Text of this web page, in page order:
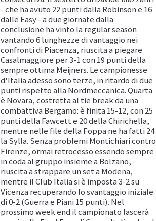
- che ha avuto 22 punti dalla Robinson e 16
dalle Easy - a due giornate dalla
conclusione ha vinto la regular season
vantando 6 lunghezze di vantaggio nei
confronti di Piacenza, riuscita a piegare
Casalmaggiore per 3-1 con 19 punti della
sempre ottima Meijners. Le campionesse
d'Italia adesso sono terze, in ritardo di due
punti rispetto alla Nordmeccanica. Quarta
è Novara, costretta al tie break da una
combattiva Bergamo: è finita 15-12, con 25
punti della Fawcett e 20 della Chirichella,
mentre nelle file della Foppa ne ha fatti 24
la Sylla. Senza problemi Montichiari contro
Firenze, ormai retrocesso essendo sempre
in coda al gruppo insieme a Bolzano,
riuscita a strappare un set a Modena,
mentre il Club Italia si è imposta 3-2 su
Vicenza recuperando lo svantaggio iniziale
di 0-2 (Guerra e Piani 15 punti). Nel
prossimo week end il campionato lascerà